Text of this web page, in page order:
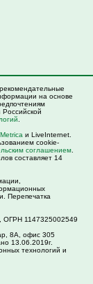
на основе
и LiveInternet.
cookie-
соглашением
составляет 14
Перепечатка
1147325002549
8А, офис 305
13.06.2019г.
технологий и